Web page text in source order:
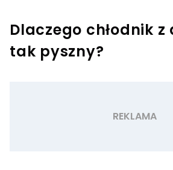
Dlaczego chłodnik
tak pyszny?